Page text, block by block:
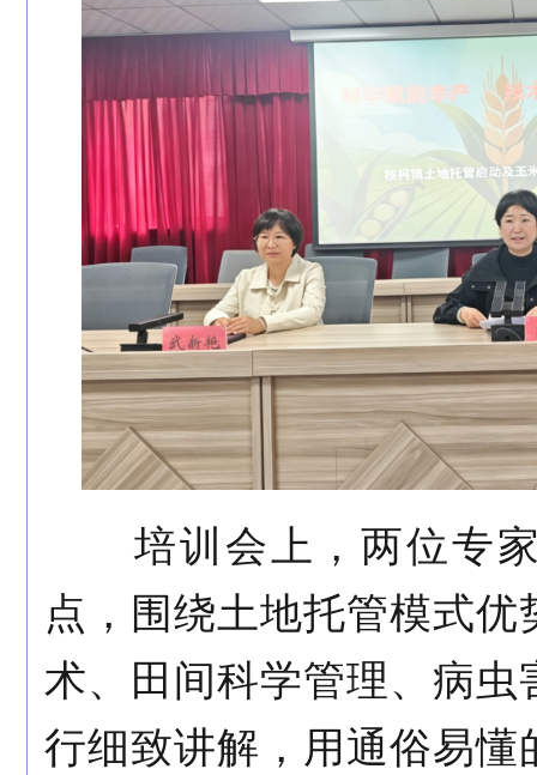
培训会上，两位专家
点，围绕土地托管模式
术、田间科学管理、病
行细致讲解，用通俗易